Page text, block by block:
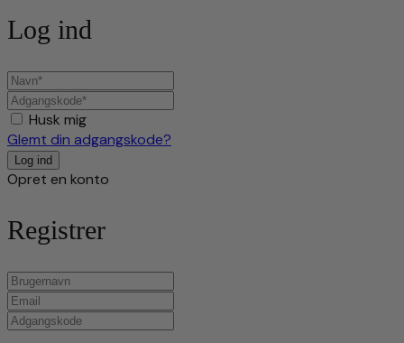
Log ind
Husk mig
Glemt din adgangskode?
Opret en konto
Registrer